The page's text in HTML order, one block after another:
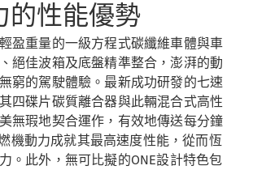
的性能優勢
盈重量的一級方程式碳纖維車體與車
絕佳波箱及底盤精準整合，澎湃的動
窮的駕駛體驗。最新成功研發的七速
四碟片碳質離合器與此輛混合式高性
無瑕地契合運作，有效地傳送每分鐘
機動力成就其最高速度性能，從而恆
。此外，無可比擬的ONE設計特色包